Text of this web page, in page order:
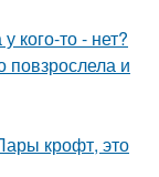
кого-то - нет?
повзрослела и
крофт, это